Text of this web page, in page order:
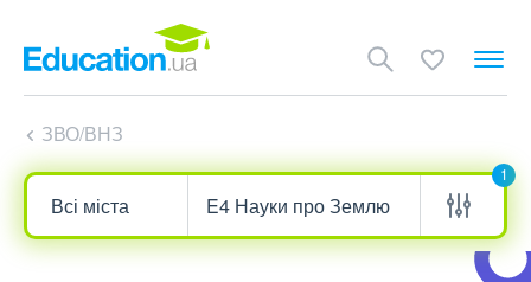
ЗВО/ВНЗ
1